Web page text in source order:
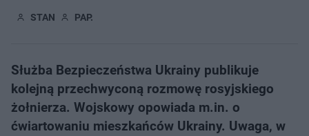
STAN PAP.
Służba Bezpieczeństwa Ukrainy publikuje
kolejną przechwyconą rozmowę rosyjskiego
żołnierza. Wojskowy opowiada m.in. o
ćwiartowaniu mieszkańców Ukrainy. Uwaga, w